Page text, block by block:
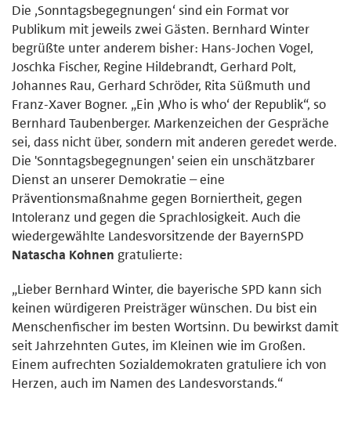
Die ‚Sonntagsbegegnungen‘ sind ein Format vor
Publikum mit jeweils zwei Gästen. Bernhard Winter
begrüßte unter anderem bisher: Hans-Jochen Vogel,
Joschka Fischer, Regine Hildebrandt, Gerhard Polt,
Johannes Rau, Gerhard Schröder, Rita Süßmuth und
Franz-Xaver Bogner. „Ein ‚Who is who‘ der Republik“, so
Bernhard Taubenberger. Markenzeichen der Gespräche
sei, dass nicht über, sondern mit anderen geredet werde.
Die 'Sonntagsbegegnungen' seien ein unschätzbarer
Dienst an unserer Demokratie – eine
Präventionsmaßnahme gegen Borniertheit, gegen
Intoleranz und gegen die Sprachlosigkeit. Auch die
wiedergewählte Landesvorsitzende der BayernSPD
Natascha Kohnen gratulierte:
„Lieber Bernhard Winter, die bayerische SPD kann sich
keinen würdigeren Preisträger wünschen. Du bist ein
Menschenfischer im besten Wortsinn. Du bewirkst damit
seit Jahrzehnten Gutes, im Kleinen wie im Großen.
Einem aufrechten Sozialdemokraten gratuliere ich von
Herzen, auch im Namen des Landesvorstands.“